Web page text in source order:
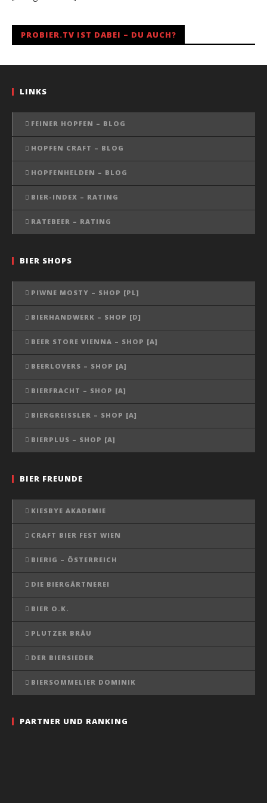
PROBIER.TV IST DABEI – DU AUCH?
LINKS
FEINER HOPFEN – BLOG
HOPFEN CRAFT – BLOG
HOPFENHELDEN – BLOG
BIER-INDEX – RATING
RATEBEER – RATING
BIER SHOPS
PIWNE MOSTY – SHOP [PL]
BIERHANDWERK – SHOP [D]
BEER STORE VIENNA – SHOP [A]
BEERLOVERS – SHOP [A]
BIERFRACHT – SHOP [A]
BIERGREISSLER – SHOP [A]
BIERPLUS – SHOP [A]
BIER FREUNDE
KIESBYE AKADEMIE
CRAFT BIER FEST WIEN
BIERIG – ÖSTERREICH
DIE BIERGÄRTNEREI
BIER O.K.
PLUTZER BRÄU
DER BIERSIEDER
BIERSOMMELIER DOMINIK
PARTNER UND RANKING